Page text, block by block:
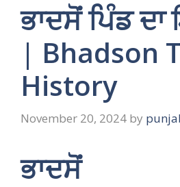
ਭਾਦਸੋਂ ਪਿੰਡ ਦਾ
| Bhadson
History
November 20, 2024 by
ਭਾਦਸੋਂ